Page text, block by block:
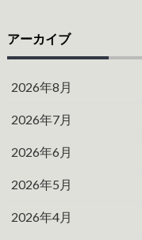
アーカイブ
2026年8月
2026年7月
2026年6月
2026年5月
2026年4月